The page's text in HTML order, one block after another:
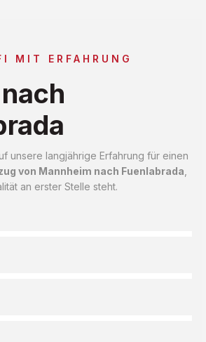
MIT ERFAHRUNG
unsere langjährige Erfahrung für einen
von Mannheim nach Fuenlabrada
an erster Stelle steht.